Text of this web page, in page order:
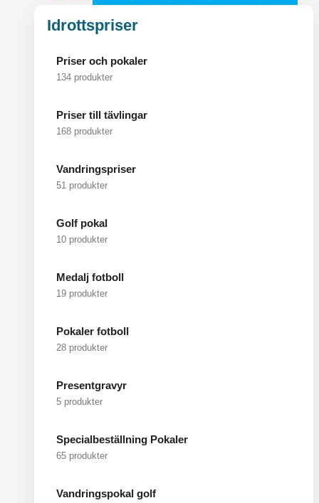
Idrottspriser
Priser och pokaler
134 produkter
Priser till tävlingar
168 produkter
Vandringspriser
51 produkter
Golf pokal
10 produkter
Medalj fotboll
19 produkter
Pokaler fotboll
28 produkter
Presentgravyr
5 produkter
Specialbeställning Pokaler
65 produkter
Vandringspokal golf